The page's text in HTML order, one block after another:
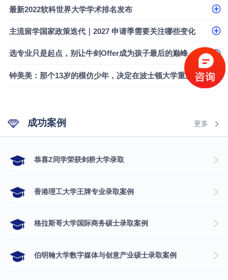
最新2022软科世界大学学术排名发布
主流留学国家政策迭代｜2027 申请季需要关注哪些变化
选专业只是起点，别让牛剑Offer成为孩子最后的巅峰
钟美美：那个13岁的模仿少年，决定在波士顿大学重新定义自己
成功案例 更多
​恭喜Z同学荣获剑桥大学录取
香港理工大学王牌专业录取案例
格拉斯哥大学国际商务硕士录取案例
伯明翰大学数字媒体与创意产业硕士录取案例